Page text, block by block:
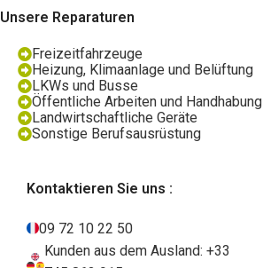
Unsere Reparaturen
Freizeitfahrzeuge
Heizung, Klimaanlage und Belüftung
LKWs und Busse
Öffentliche Arbeiten und Handhabung
Landwirtschaftliche Geräte
Sonstige Berufsausrüstung
Kontaktieren Sie uns :
09 72 10 22 50
Kunden aus dem Ausland: +33